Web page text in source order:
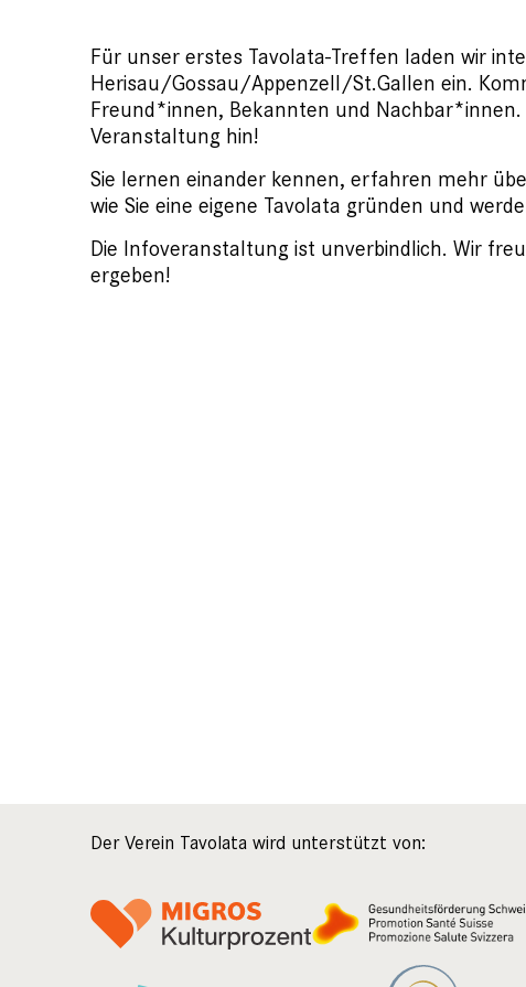
Für unser erstes Tavolata-Treffen laden wir
Herisau/Gossau/Appenzell/St.Gallen ein.
Freund*innen, Bekannten und Nachbar*innen.
Veranstaltung hin!
Sie lernen einander kennen, erfahren mehr
wie Sie eine eigene Tavolata gründen und
Die Infoveranstaltung ist unverbindlich. Wir
ergeben!
Der Verein Tavolata wird unterstützt von: